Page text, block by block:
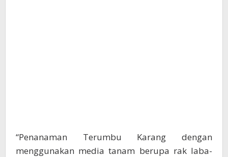
“Penanaman Terumbu Karang dengan
menggunakan media tanam berupa rak laba-